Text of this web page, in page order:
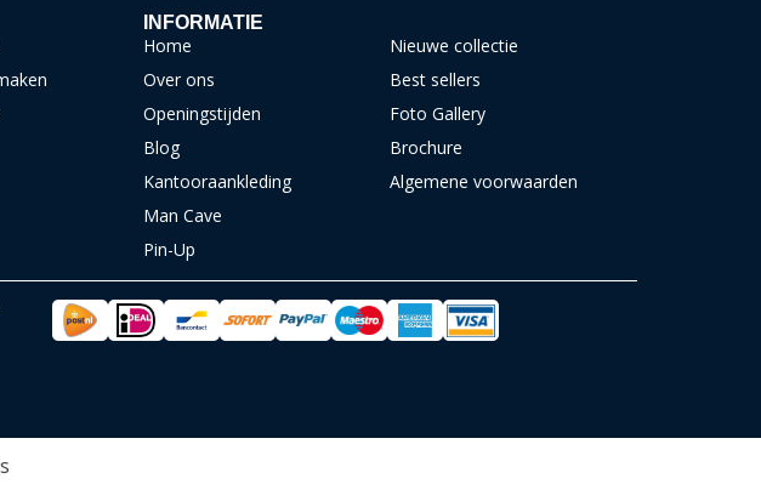
INFORMATIE
Home
Over ons
Openingstijden
Blog
Kantooraankleding
Man Cave
Pin-Up
Nieuwe collectie
Best sellers
Foto Gallery
Brochure
Algemene voorwaarden